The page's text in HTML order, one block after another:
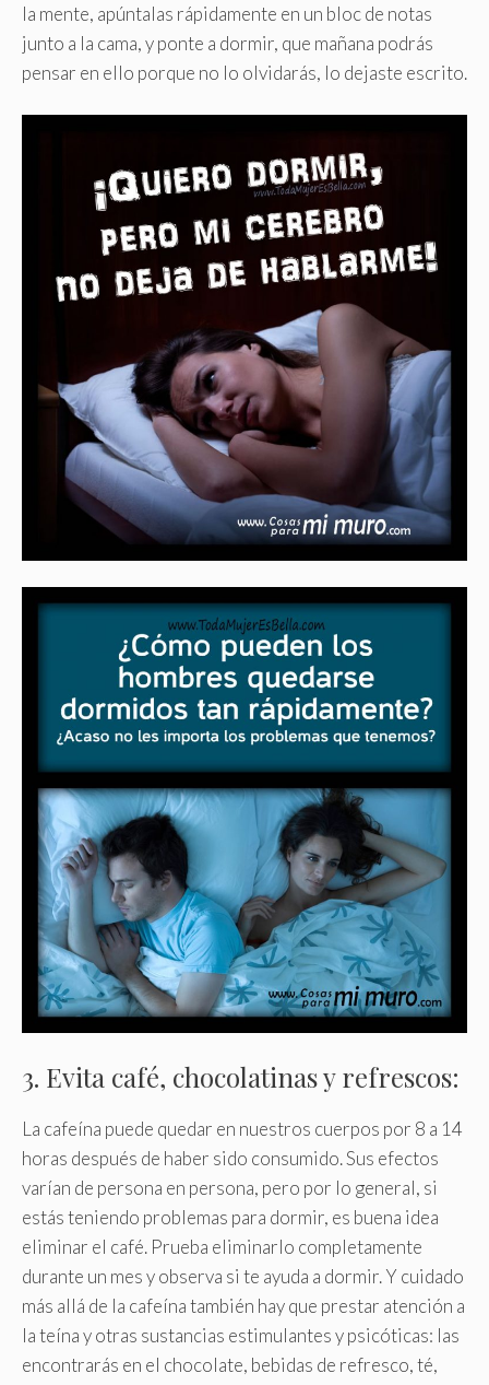
la mente, apúntalas rápidamente en un bloc de notas
junto a la cama, y ponte a dormir, que mañana podrás
pensar en ello porque no lo olvidarás, lo dejaste escrito.
3. Evita café, chocolatinas y refrescos:
La cafeína puede quedar en nuestros cuerpos por 8 a 14
horas después de haber sido consumido. Sus efectos
varían de persona en persona, pero por lo general, si
estás teniendo problemas para dormir, es buena idea
eliminar el café. Prueba eliminarlo completamente
durante un mes y observa si te ayuda a dormir. Y cuidado
más allá de la cafeína también hay que prestar atención a
la teína y otras sustancias estimulantes y psicóticas: las
encontrarás en el chocolate, bebidas de refresco, té,